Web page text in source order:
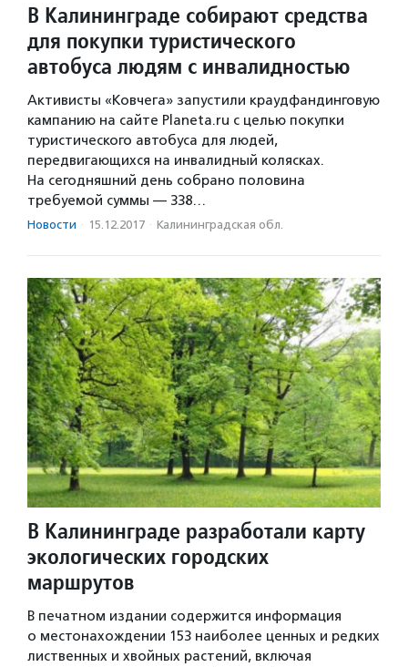
В Калининграде собирают средства
для покупки туристического
автобуса людям с инвалидностью
Активисты «Ковчега» запустили краудфандинговую
кампанию на сайте Planeta.ru с целью покупки
туристического автобуса для людей,
передвигающихся на инвалидный колясках.
На сегодняшний день собрано половина
требуемой суммы — 338…
Новости · 15.12.2017 · Калининградская обл.
В Калининграде разработали карту
экологических городских
маршрутов
В печатном издании содержится информация
о местонахождении 153 наиболее ценных и редких
лиственных и хвойных растений, включая